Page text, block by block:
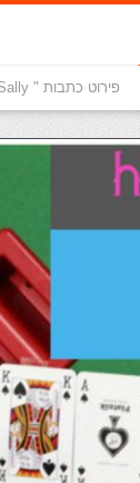
פירוט כתבות " Ask Sally "